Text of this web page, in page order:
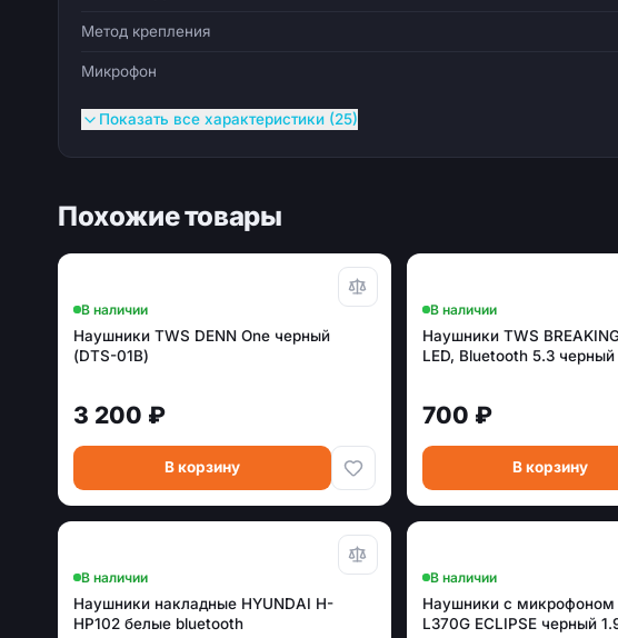
Метод крепления
Микрофон
Показать все характеристики (25)
Похожие товары
В наличии
Наушники TWS DENN One черный
(DTS-01B)
3 200 ₽
В корзину
В наличии
Наушники TWS
LED, Bluetooth 5.3
700 ₽
В корзину
В наличии
Наушники накладные HYUNDAI H-
HP102 белые bluetooth
В наличии
Наушники с микрофоном
L370G ECLIPSE черный